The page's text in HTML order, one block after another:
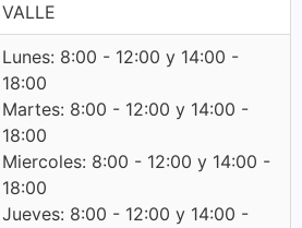
VALLE
Lunes: 8:00 - 12:00 y 14:00 -
18:00
Martes: 8:00 - 12:00 y 14:00 -
18:00
Miercoles: 8:00 - 12:00 y 14:00 -
18:00
Jueves: 8:00 - 12:00 y 14:00 -